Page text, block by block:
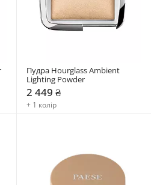
Пудра Hourglass Ambient
Lighting Powder
2 449 ₴
+ 1 колір